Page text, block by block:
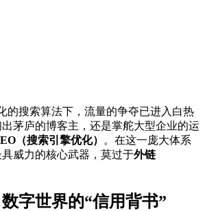
的搜索算法下，流量的争夺已进入白热
茅庐的博客主，还是掌舵大型企业的运
（搜索引擎优化）
。在这一庞大体系
威力的核心武器，莫过于外链
字世界的“信用背书”